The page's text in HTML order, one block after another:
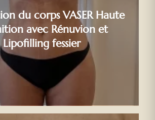
du corps VASER Haute
avec Rénuvion et
Lipofilling fessier